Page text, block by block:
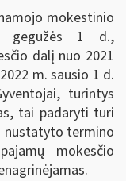
mokestinio
gegužės 1 d.,
dalį nuo 2021
m. sausio 1 d.
turintys
tai padaryti turi
nustatyto termino
mokesčio